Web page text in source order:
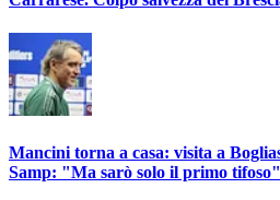
Mancini torna a casa: visita a
Samp: "Ma sarò solo il primo tifoso"